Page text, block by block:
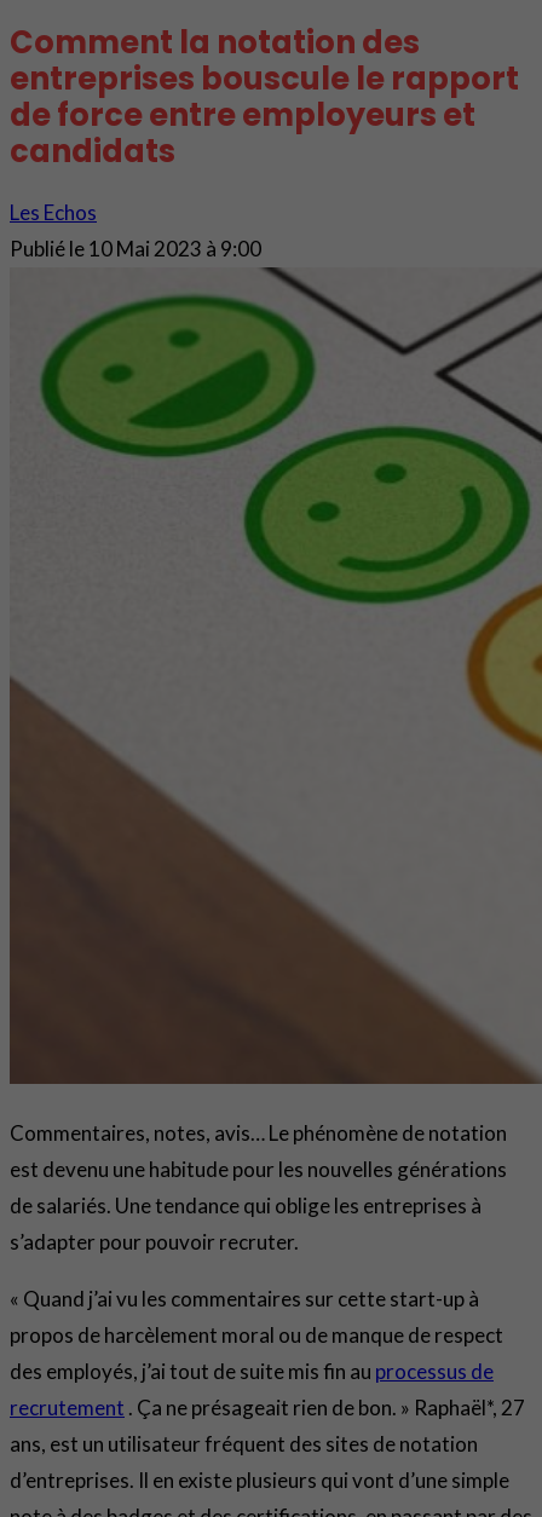
Comment la notation des
entreprises bouscule le rapport
de force entre employeurs et
candidats
Les Echos
Publié le10 Mai 2023 à 9:00
Commentaires, notes, avis… Le phénomène de notation
est devenu une habitude pour les nouvelles générations
de salariés. Une tendance qui oblige les entreprises à
s’adapter pour pouvoir recruter.
« Quand j’ai vu les commentaires sur cette start-up à
propos de harcèlement moral ou de manque de respect
des employés, j’ai tout de suite mis fin au processus de
recrutement . Ça ne présageait rien de bon. » Raphaël*, 27
ans, est un utilisateur fréquent des sites de notation
d’entreprises. Il en existe plusieurs qui vont d’une simple